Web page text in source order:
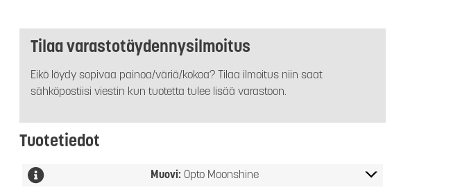
Tilaa varastotäydennysilmoitus
Eikö löydy sopivaa painoa/väriä/kokoa? Tilaa ilmoitus niin saat
sähköpostiisi viestin kun tuotetta tulee lisää varastoon.
Tuotetiedot
Muovi: Opto Moonshine